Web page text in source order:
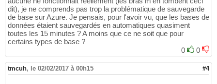
dit), je ne comprends pas trop la problématique de sauvegarde
de base sur Azure. Je pensais, pour l'avoir vu, que les bases de
données étaient sauvegardés en automatiques quasiment
toutes les 15 minutes ? A moins que ce ne soit que pour
certains types de base ?
0
0
tmcuh, le 02/02/2017 à 00h15 #4